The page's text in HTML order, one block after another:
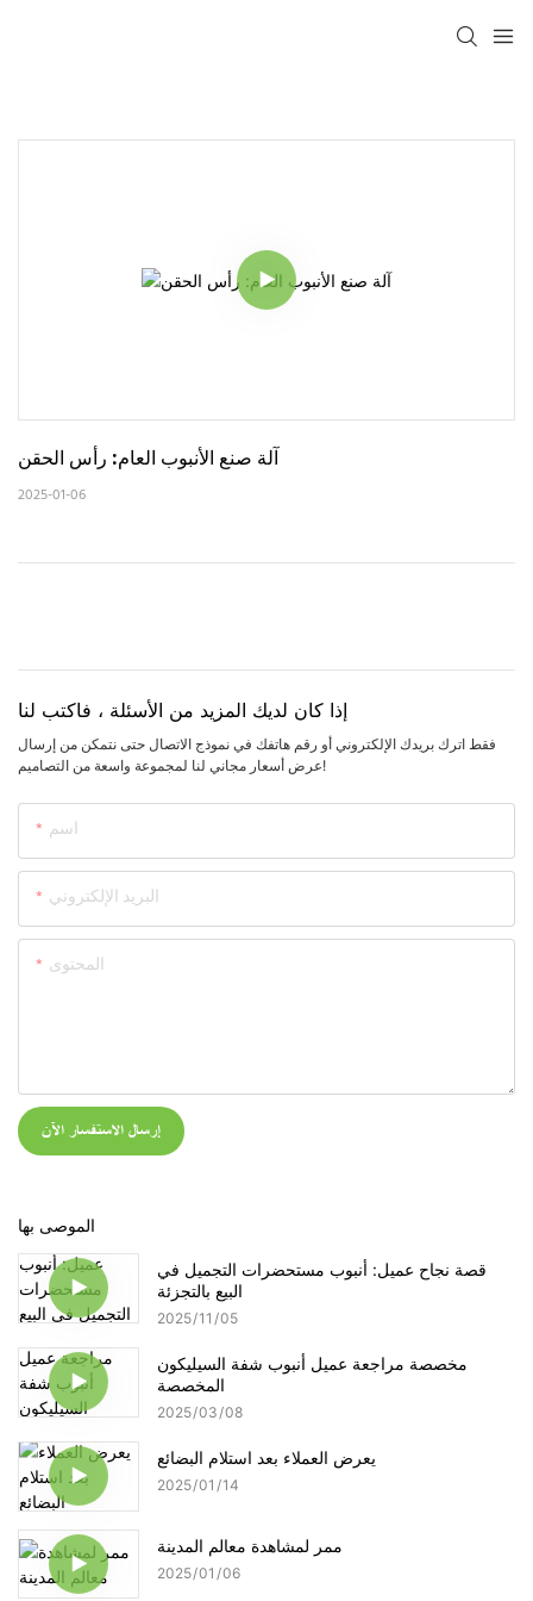
آلة صنع الأنبوب العام: رأس الحقن
2025-01-06
إذا كان لديك المزيد من الأسئلة ، فاكتب لنا
فقط اترك بريدك الإلكتروني أو رقم هاتفك في نموذج الاتصال حتى نتمكن من إرسال
عرض أسعار مجاني لنا لمجموعة واسعة من التصاميم!
اسم
البريد الإلكتروني
المحتوى
إرسال الاستفسار الآن
الموصى بها
قصة نجاح عميل: أنبوب مستحضرات التجميل في
البيع بالتجزئة
2025 11 05
مخصصة مراجعة عميل أنبوب شفة السيليكون
المخصصة
2025 03 08
يعرض العملاء بعد استلام البضائع
2025 01 14
ممر لمشاهدة معالم المدينة
2025 01 06